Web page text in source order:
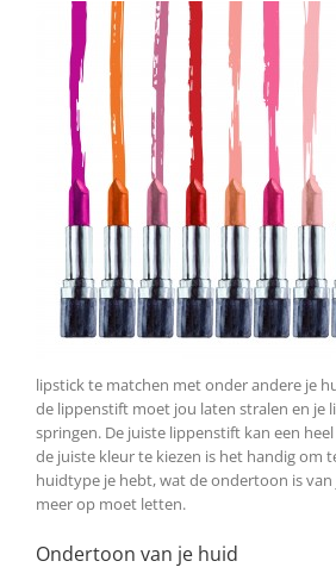
lipstick te matchen met onder andere je
de lippenstift moet jou laten stralen en je
springen. De juiste lippenstift kan een
de juiste kleur te kiezen is het handig om
huidtype je hebt, wat de ondertoon is van
meer op moet letten.
Ondertoon van je huid